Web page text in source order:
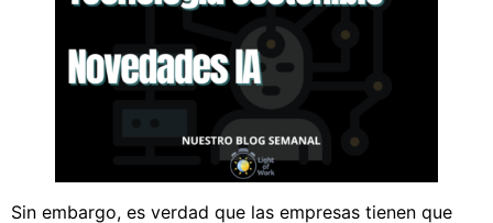
Sin embargo, es verdad que las empresas tienen que